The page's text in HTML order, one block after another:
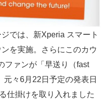
では、新Xperia スマート
を実施。さらにこのカウ
ファンが「早送り（fast
々6月22日予定の発表日
仕掛けを取り入れました